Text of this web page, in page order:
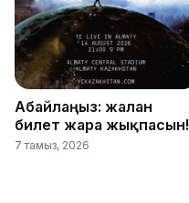
Абайлаңыз: жалған
билет жарға жықпасын!
7 тамыз, 2026